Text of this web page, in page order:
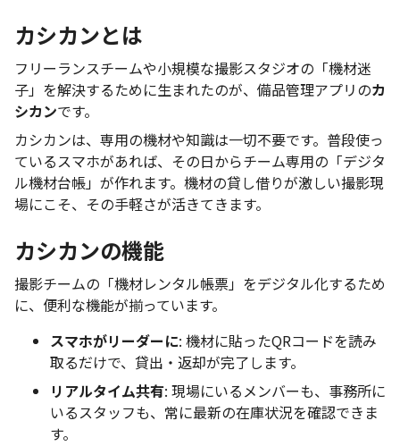
カシカンとは
フリーランスチームや小規模な撮影スタジオの「機材迷
子」を解決するために生まれたのが、備品管理アプリのカ
シカンです。
カシカンは、専用の機材や知識は一切不要です。普段使っ
ているスマホがあれば、その日からチーム専用の「デジタ
ル機材台帳」が作れます。機材の貸し借りが激しい撮影現
場にこそ、その手軽さが活きてきます。
カシカンの機能
撮影チームの「機材レンタル帳票」をデジタル化するため
に、便利な機能が揃っています。
スマホがリーダーに: 機材に貼ったQRコードを読み
取るだけで、貸出・返却が完了します。
リアルタイム共有: 現場にいるメンバーも、事務所に
いるスタッフも、常に最新の在庫状況を確認できま
す。